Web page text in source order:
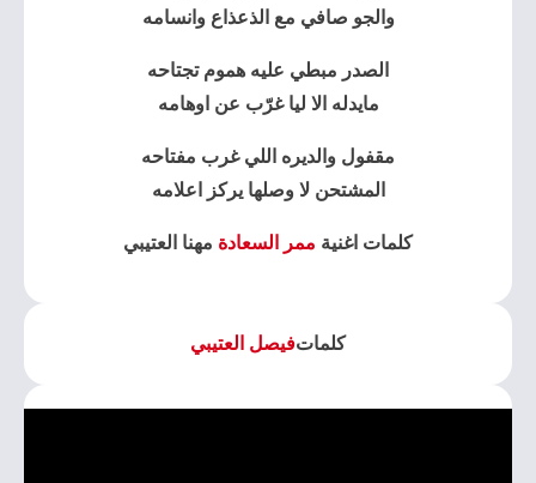
والجو صافي مع الذعذاع وانسامه
الصدر مبطي عليه هموم تجتاحه
مايدله الا ليا غرّب عن اوهامه
مقفول والديره اللي غرب مفتاحه
المشتحن لا وصلها يركز اعلامه
كلمات اغنية ممر السعادة مهنا العتيبي
كلماتفيصل العتيبي